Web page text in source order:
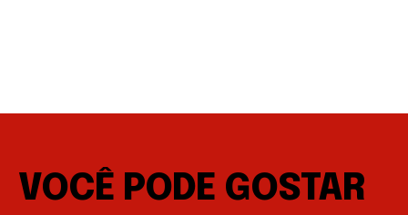
VOCÊ PODE GOSTAR